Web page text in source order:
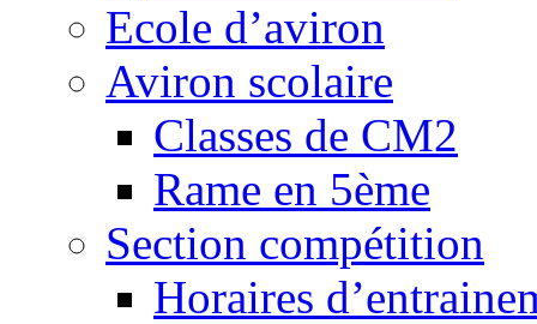
Ecole d’aviron
Aviron scolaire
Classes de CM2
Rame en 5ème
Section compétition
Horaires